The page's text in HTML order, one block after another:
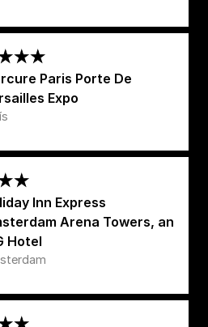
Paris Porte De
Expo
Inn Express
Arena Towers, an
Hotel